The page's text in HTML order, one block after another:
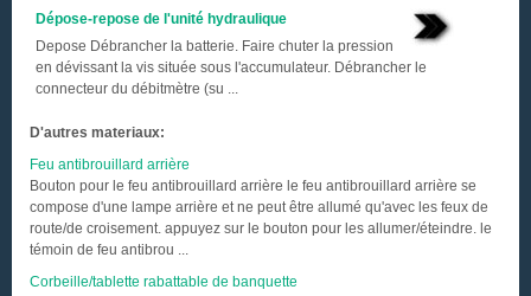
Dépose-repose de l'unité hydraulique
Depose Débrancher la batterie. Faire chuter la pression
en dévissant la vis située sous l'accumulateur. Débrancher le
connecteur du débitmètre (su ...
D'autres materiaux:
Feu antibrouillard arrière
Bouton pour le feu antibrouillard arrière le feu antibrouillard arrière se
compose d'une lampe arrière et ne peut être allumé qu'avec les feux de
route/de croisement. appuyez sur le bouton pour les allumer/éteindre. le
témoin de feu antibrou ...
Corbeille/tablette rabattable de banquette